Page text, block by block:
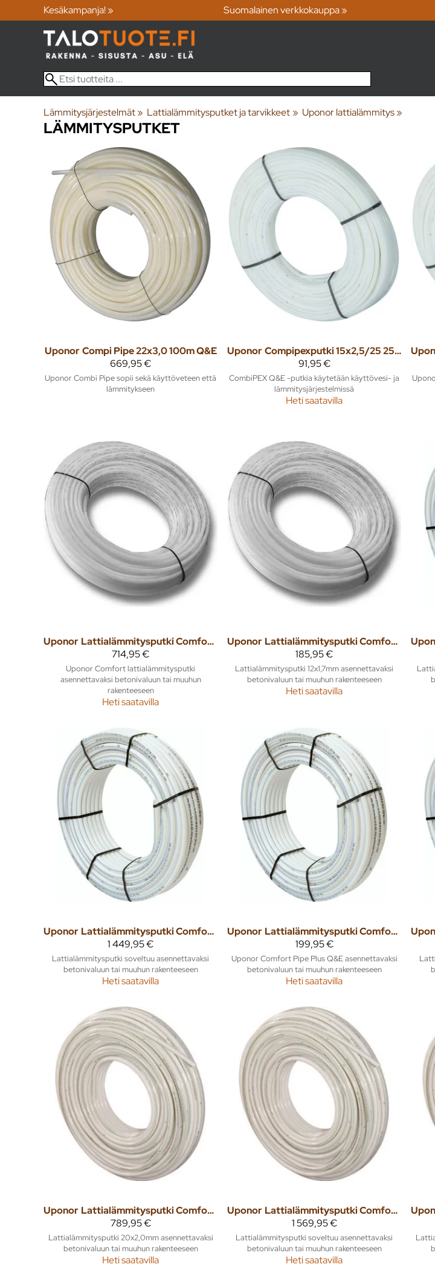
Kesäkampanja! » Suomalainen verkkokauppa »
Lämmitysjärjestelmät‪» Lattialämmitysputket ja tarvikkeet ‪» Uponor lattialämmitys ‪»
LÄMMITYSPUTKET
Uponor Compi Pipe 22x3,0 100m Q&E
669,95 €
Uponor Combi Pipe sopii sekä käyttöveteen että
lämmitykseen
Uponor
Compipexputki 15x2,5/25 25m PN10 Q&E
91,95 €
CombiPEX Q&E -putkia käytetään käyttövesi- ja
lämmitysjärjestelmissä
Heti saatavilla
Uponor
Lattialämmitysputki Comfort 12x1,7 240m
714,95 €
Uponor Comfort lattialämmitysputki
asennettavaksi betonivaluun tai muuhun
rakenteeseen
Heti saatavilla
Uponor
Lattialämmitysputki Comfort 12x1,7 60m
185,95 €
Lattialämmitysputki 12x1,7mm asennettavaksi
betonivaluun tai muuhun rakenteeseen
Heti saatavilla
Uponor
Lattialämmitysputki Comfort Pipe Plus 17x2,0 480m
1 449,95 €
Lattialämmitysputki soveltuu asennettavaksi
betonivaluun tai muuhun rakenteeseen
Heti saatavilla
Uponor
Lattialämmitysputki Comfort Pipe Plus 17x2,0 60m
199,95 €
Uponor Comfort Pipe Plus Q&E asennettavaksi
betonivaluun tai muuhun rakenteeseen
Heti saatavilla
Uponor
Lattialämmitysputki Comfort Pipe Plus 20x2,0 240m
789,95 €
Lattialämmitysputki 20x2,0mm asennettavaksi
betonivaluun tai muuhun rakenteeseen
Heti saatavilla
Uponor
Lattialämmitysputki Comfort Pipe Plus 20x2,0 480m
1 569,95 €
Lattialämmitysputki soveltuu asennettavaksi
betonivaluun tai muuhun rakenteeseen
Heti saatavilla